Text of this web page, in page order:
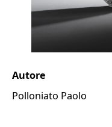
Autore
Polloniato Paolo